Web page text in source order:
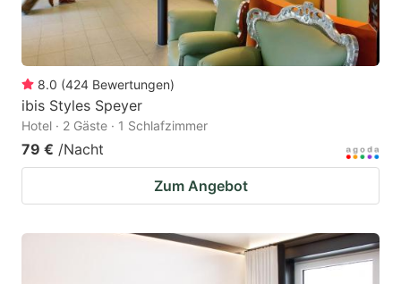
8.0 (424 Bewertungen)
ibis Styles Speyer
Hotel · 2 Gäste · 1 Schlafzimmer
79 € /Nacht
Zum Angebot